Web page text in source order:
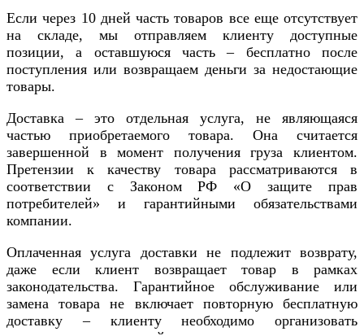
Если через 10 дней часть товаров все еще отсутствует
на складе, мы отправляем клиенту доступные
позиции, а оставшуюся часть – бесплатно после
поступления или возвращаем деньги за недостающие
товары.
Доставка – это отдельная услуга, не являющаяся
частью приобретаемого товара. Она считается
завершенной в момент получения груза клиентом.
Претензии к качеству товара рассматриваются в
соответствии с Законом РФ «О защите прав
потребителей» и гарантийными обязательствами
компании.
Оплаченная услуга доставки не подлежит возврату,
даже если клиент возвращает товар в рамках
законодательства. Гарантийное обслуживание или
замена товара не включает повторную бесплатную
доставку – клиенту необходимо организовать